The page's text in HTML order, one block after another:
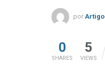
por
0
SHARES
5
VIEWS